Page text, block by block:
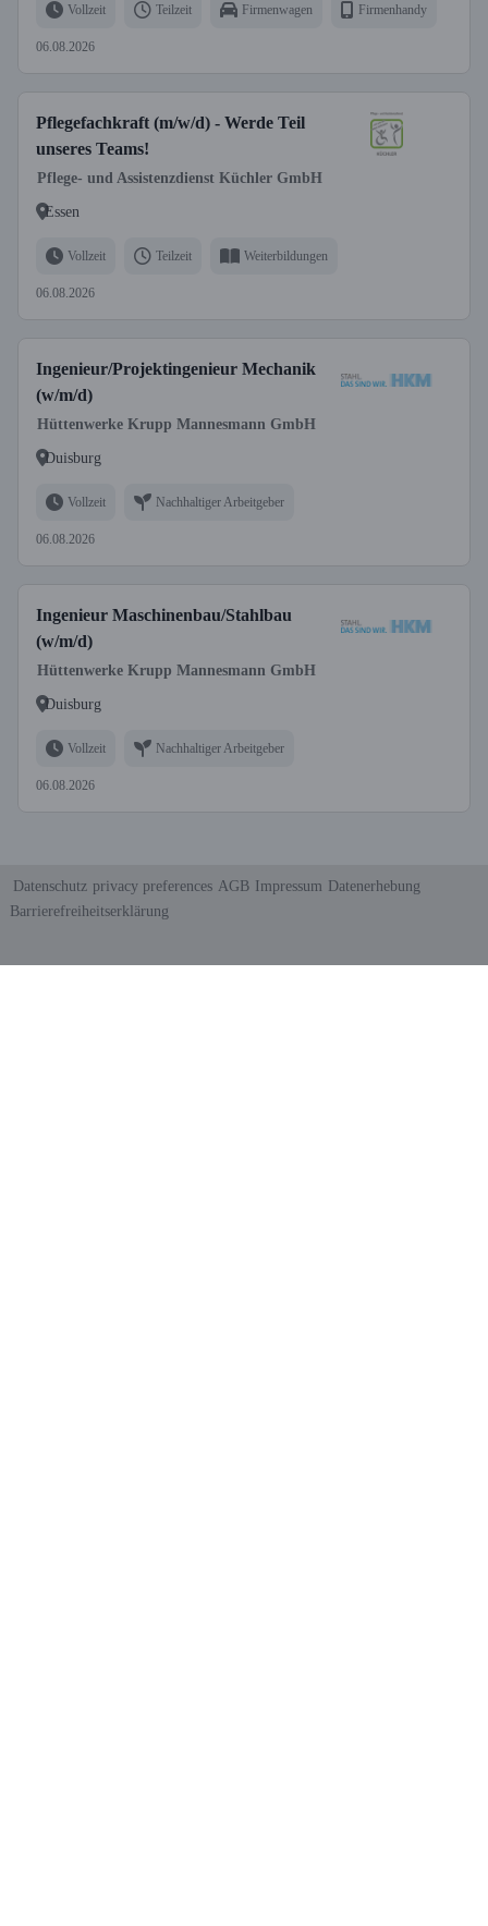
Vollzeit Teilzeit Firmenwagen Firmenhandy
06.08.2026
Pflegefachkraft (m/w/d) - Werde Teil
unseres Teams!
Pflege- und Assistenzdienst Küchler GmbH
Essen
Vollzeit Teilzeit Weiterbildungen
06.08.2026
Ingenieur/Projektingenieur Mechanik
(w/m/d)
Hüttenwerke Krupp Mannesmann GmbH
Duisburg
Vollzeit Nachhaltiger Arbeitgeber
06.08.2026
Ingenieur Maschinenbau/Stahlbau
(w/m/d)
Hüttenwerke Krupp Mannesmann GmbH
Duisburg
Vollzeit Nachhaltiger Arbeitgeber
06.08.2026
Datenschutz privacy preferences AGB Impressum Datenerhebung
Barrierefreiheitserklärung